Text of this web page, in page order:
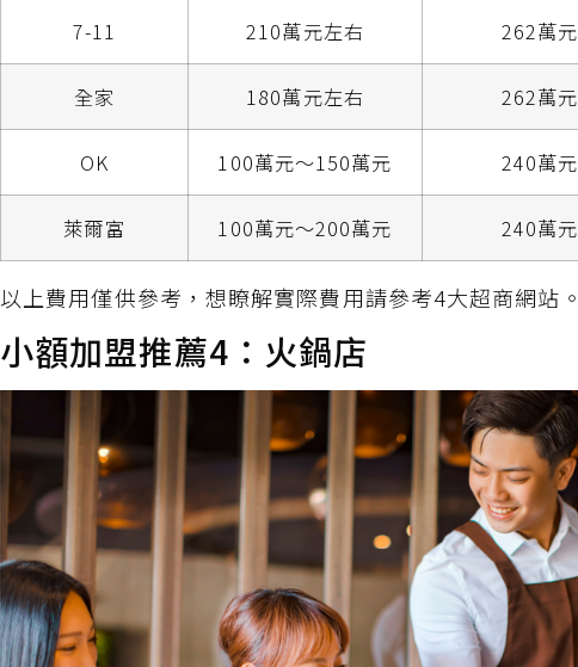
7-11 210萬元左右 262萬元
全家 180萬元左右 262萬元
OK 100萬元～150萬元 240萬元
萊爾富 100萬元～200萬元 240萬元
以上費用僅供參考，想瞭解實際費用請參考4大超商網站。
小額加盟推薦4：火鍋店